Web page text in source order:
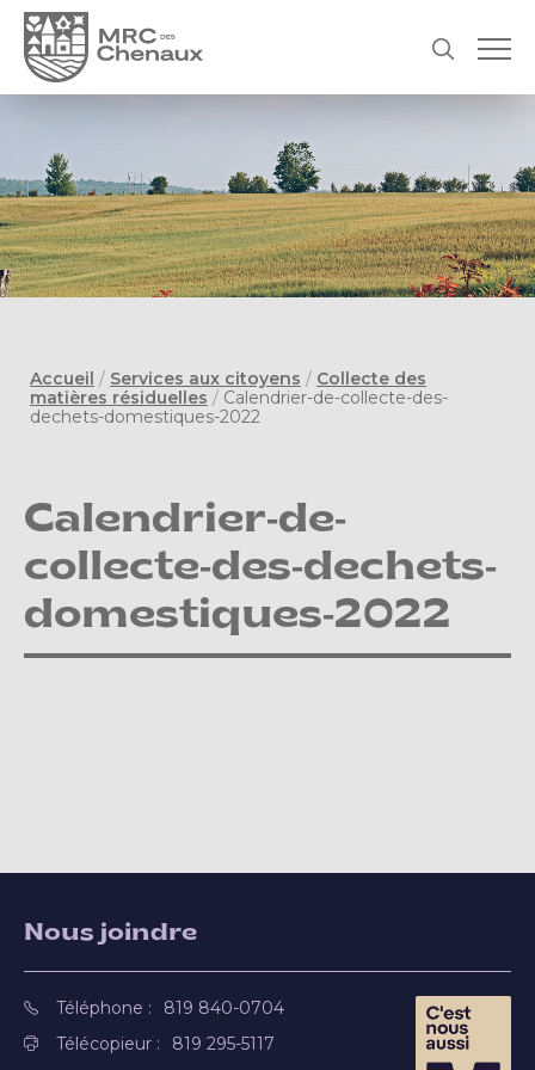
Accueil / Services aux citoyens / Collecte des
matières résiduelles / Calendrier-de-collecte-des-
dechets-domestiques-2022
Calendrier-de-
collecte-des-dechets-
domestiques-2022
Nous joindre
Téléphone :
819 840-0704
Télécopieur :
819 295-5117